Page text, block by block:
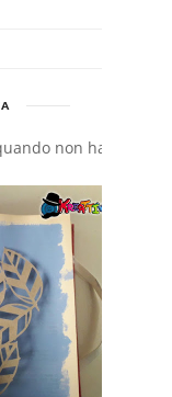
non hai